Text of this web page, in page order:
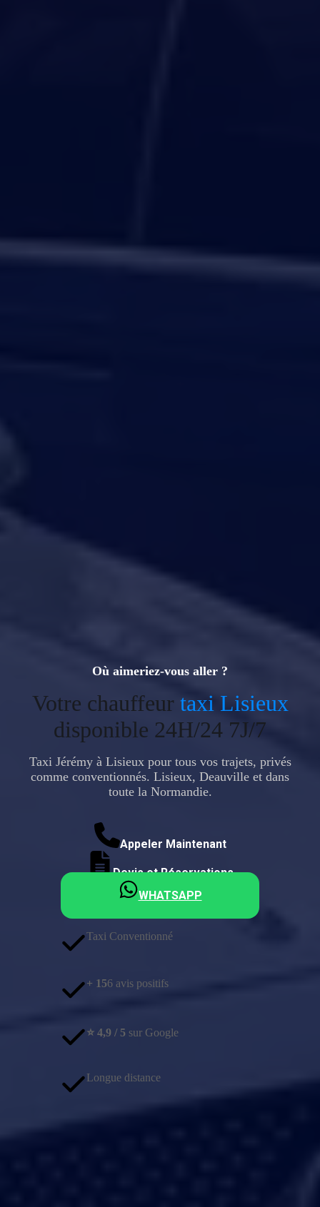
Où aimeriez-vous aller ?
Votre chauffeur taxi Lisieux
disponible 24H/24 7J/7
Taxi Jérémy à Lisieux pour tous vos trajets, privés
comme conventionnés. Lisieux, Deauville et dans
toute la Normandie.
Appeler Maintenant
Devis et Réservations
WHATSAPP
Taxi Conventionné
+ 156 avis positifs
⭐️ 4,9 / 5 sur Google
Longue distance